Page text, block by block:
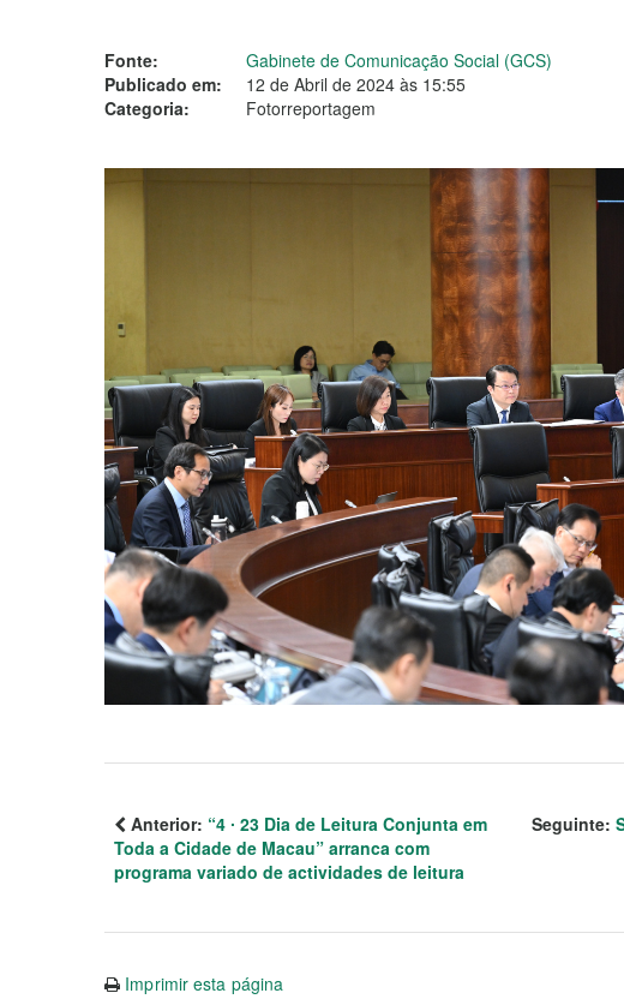
Fonte:
Gabinete de Comunicação Social (GCS)
Publicado em:
12 de Abril de 2024 às 15:55
Categoria:
Fotorreportagem
Anterior: “4 ∙ 23 Dia de Leitura Conjunta em
Toda a Cidade de Macau” arranca com
programa variado de actividades de leitura
Seguinte:
Imprimir esta página